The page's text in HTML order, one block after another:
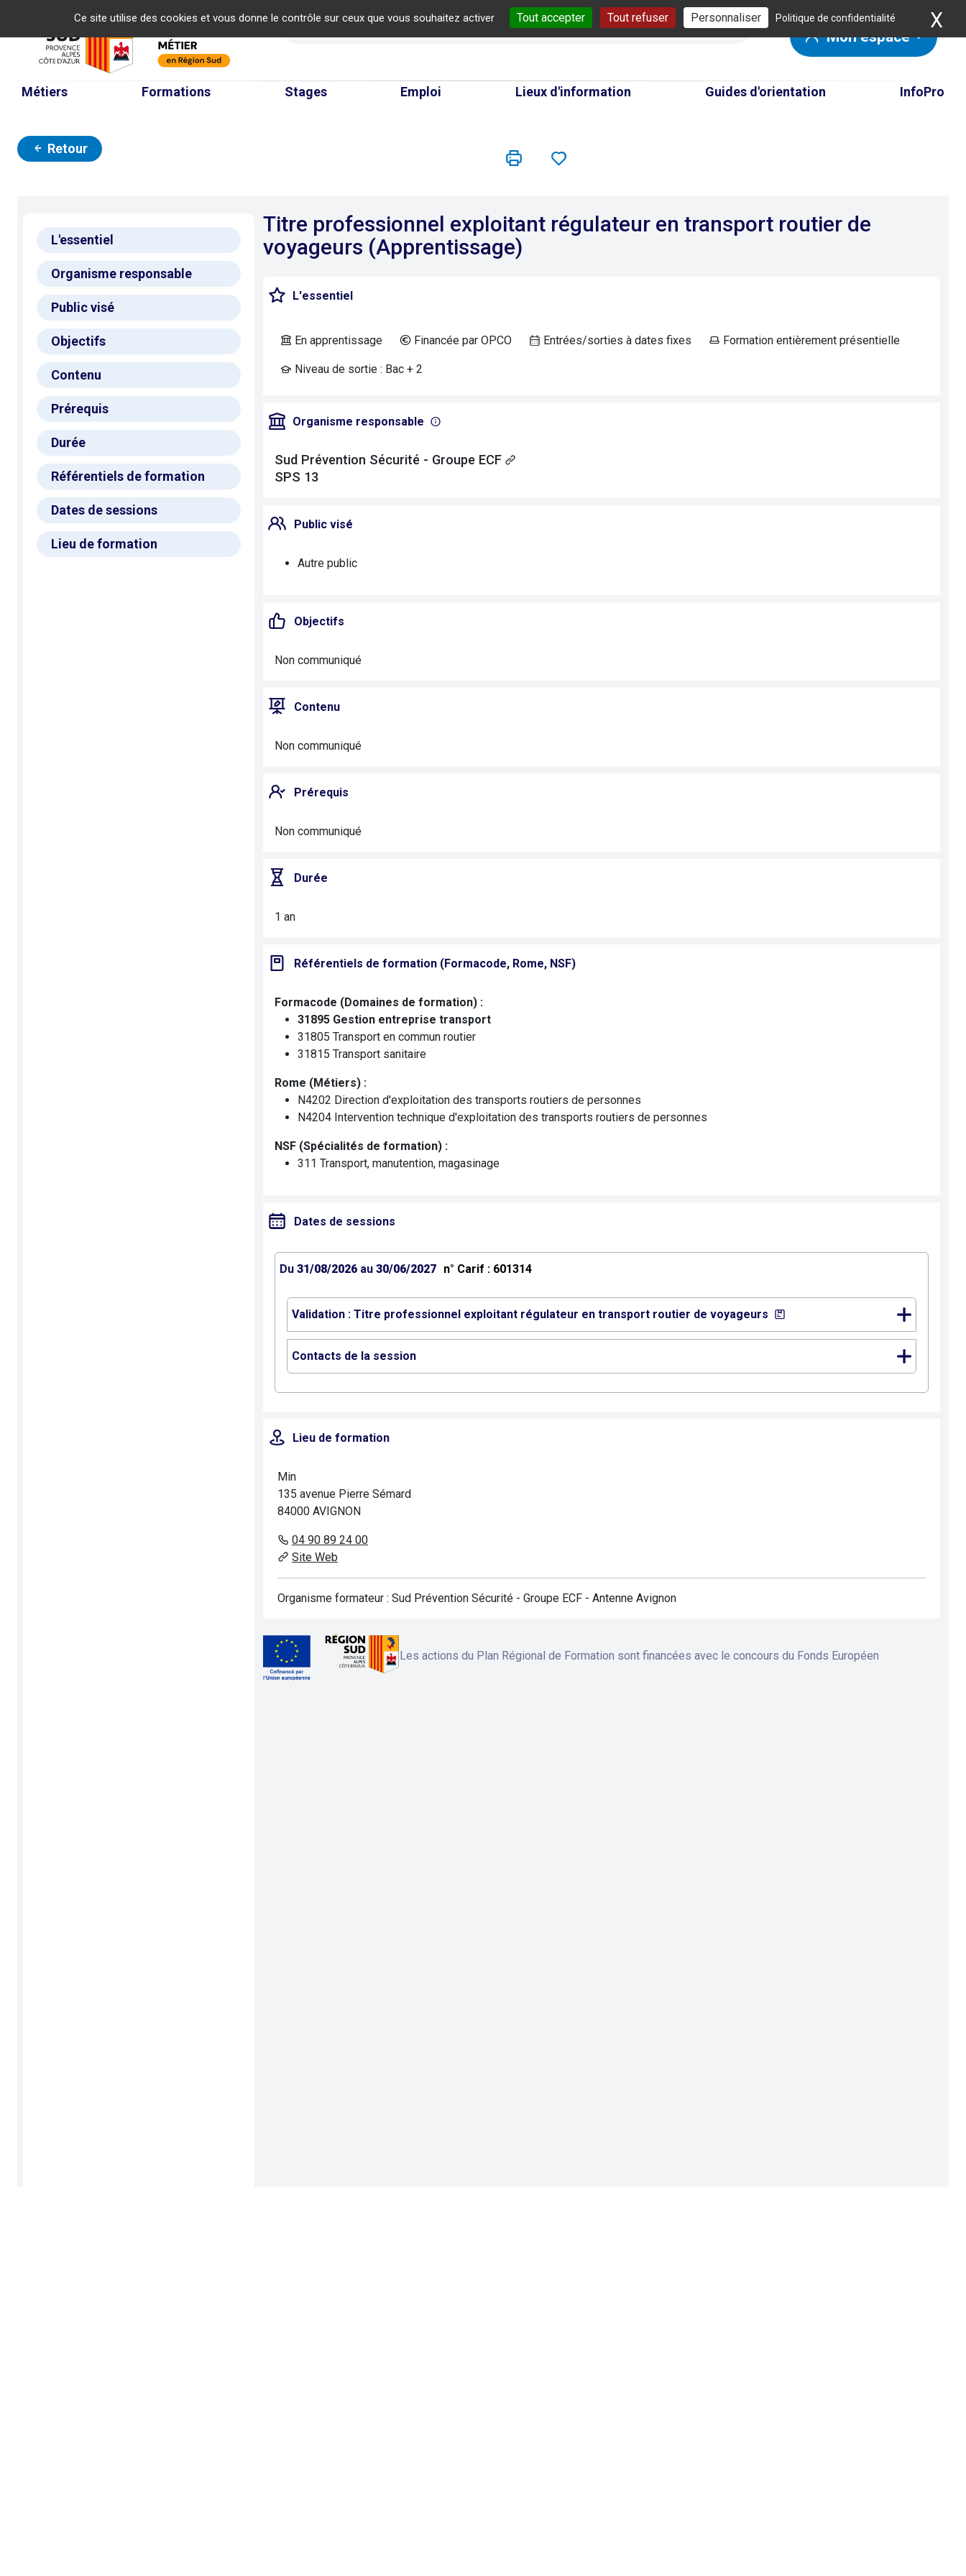
Ce site utilise des cookies et vous donne le contrôle sur ceux que vous souhaitez activer Tout accepter Tout refuser Personnaliser Politique de confidentialité X
Mon espace
Métiers Formations Stages Emploi Lieux d'information Guides d'orientation InfoPro
Retour
L'essentiel
Organisme responsable
Public visé
Objectifs
Contenu
Prérequis
Durée
Référentiels de formation
Dates de sessions
Lieu de formation
Titre professionnel exploitant régulateur en transport routier de
voyageurs (Apprentissage)
L'essentiel
En apprentissage Financée par OPCO Entrées/sorties à dates fixes Formation entièrement présentielle
Niveau de sortie : Bac + 2
Organisme responsable
Sud Prévention Sécurité - Groupe ECF
SPS 13
Public visé
Autre public
Objectifs
Non communiqué
Contenu
Non communiqué
Prérequis
Non communiqué
Durée
1 an
Référentiels de formation (Formacode, Rome, NSF)
Formacode (Domaines de formation) :
31895 Gestion entreprise transport
31805 Transport en commun routier
31815 Transport sanitaire
Rome (Métiers) :
N4202 Direction d'exploitation des transports routiers de personnes
N4204 Intervention technique d'exploitation des transports routiers de personnes
NSF (Spécialités de formation) :
311 Transport, manutention, magasinage
Dates de sessions
Du 31/08/2026 au 30/06/2027 n° Carif : 601314
Validation : Titre professionnel exploitant régulateur en transport routier de voyageurs
Contacts de la session
Lieu de formation
Min
135 avenue Pierre Sémard
84000 AVIGNON
04 90 89 24 00
Site Web
Organisme formateur : Sud Prévention Sécurité - Groupe ECF - Antenne Avignon
Les actions du Plan Régional de Formation sont financées avec le concours du Fonds Européen